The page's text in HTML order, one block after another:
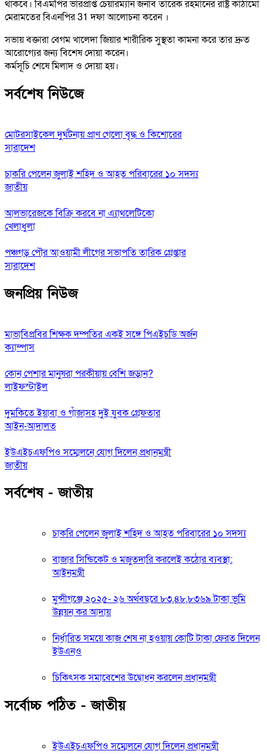
থাকবে। বিএমপির ভারপ্রাপ্ত চেয়ারম্যান জনাব তারেক রহমানের রাষ্ট্র কাঠামো
মেরামতের বিএনপির 31 দফা আলোচনা করেন ।
সভায় বক্তারা বেগম খালেদা জিয়ার শারীরিক সুস্থতা কামনা করে তার দ্রুত
আরোগ্যের জন্য বিশেষ দোয়া করেন।
কর্মসূচি শেষে মিলাদ ও দোয়া হয়।
সর্বশেষ নিউজে
মোটরসাইকেল দুর্ঘটনায় প্রাণ গেলো বৃদ্ধ ও কিশোরের
সারাদেশ
চাকরি পেলেন জুলাই শহিদ ও আহত পরিবারের ১০ সদস্য
জাতীয়
আলভারেজকে বিক্রি করবে না এ্যাথলেটিকো
খেলাধুলা
পঞ্চগড় পৌর আওয়ামী লীগের সভাপতি তারিক গ্রেপ্তার
সারাদেশ
জনপ্রিয় নিউজ
মাভাবিপ্রবির শিক্ষক দম্পতির একই সঙ্গে পিএইচডি অর্জন
ক্যাম্পাস
কোন পেশার মানুষরা পরকীয়ায় বেশি জড়ান?
লাইফস্টাইল
দুমকিতে ইয়াবা ও গাঁজাসহ দুই যুবক গ্রেফতার
আইন-আদালত
ইউএইচএফপিও সম্মেলনে যোগ দিলেন প্রধানমন্ত্রী
জাতীয়
সর্বশেষ - জাতীয়
চাকরি পেলেন জুলাই শহিদ ও আহত পরিবারের ১০ সদস্য
বাজার সিন্ডিকেট ও মজুতদারি করলেই কঠোর ব্যবস্থা:
আইনমন্ত্রী
মুন্সীগঞ্জে ২০২৫- ২৬ অর্থবছরে ৮৩,৪৮,৮৩৬৯ টাকা ভূমি
উন্নয়ন কর আদায়
নির্ধারিত সময়ে কাজ শেষ না হওয়ায় কোটি টাকা ফেরত দিলেন
ইউএনও
চিকিৎসক সমাবেশের উদ্বোধন করলেন প্রধানমন্ত্রী
সর্বোচ্চ পঠিত - জাতীয়
ইউএইচএফপিও সম্মেলনে যোগ দিলেন প্রধানমন্ত্রী